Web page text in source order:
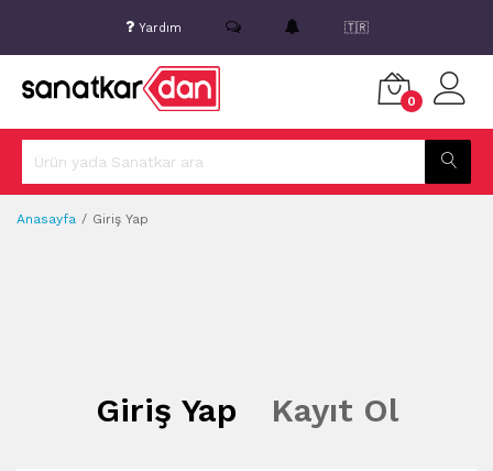
Yardım 🇹🇷
0
Anasayfa Giriş Yap
Giriş Yap Kayıt Ol